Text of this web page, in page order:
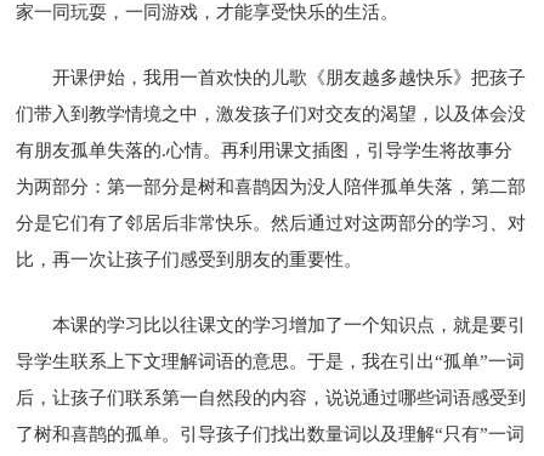
家一同玩耍，一同游戏，才能享受快乐的生活。
开课伊始，我用一首欢快的儿歌《朋友越多越快乐》把孩子
们带入到教学情境之中，激发孩子们对交友的渴望，以及体会没
有朋友孤单失落的.心情。再利用课文插图，引导学生将故事分
为两部分：第一部分是树和喜鹊因为没人陪伴孤单失落，第二部
分是它们有了邻居后非常快乐。然后通过对这两部分的学习、对
比，再一次让孩子们感受到朋友的重要性。
本课的学习比以往课文的学习增加了一个知识点，就是要引
导学生联系上下文理解词语的意思。于是，我在引出“孤单”一词
后，让孩子们联系第一自然段的内容，说说通过哪些词语感受到
了树和喜鹊的孤单。引导孩子们找出数量词以及理解“只有”一词